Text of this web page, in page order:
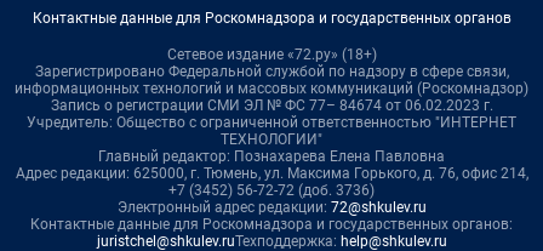
Контактные данные для Роскомнадзора и государственных органов
Сетевое издание «72.ру» (18+)
Зарегистрировано Федеральной службой по надзору в сфере связи,
информационных технологий и массовых коммуникаций (Роскомнадзор)
Запись о регистрации СМИ ЭЛ № ФС 77– 84674 от 06.02.2023 г.
Учредитель: Общество с ограниченной ответственностью "ИНТЕРНЕТ
ТЕХНОЛОГИИ"
Главный редактор: Познахарева Елена Павловна
Адрес редакции: 625000, г. Тюмень, ул. Максима Горького, д. 76, офис 214,
+7 (3452) 56-72-72 (доб. 3736)
Электронный адрес редакции: 72@shkulev.ru
Контактные данные для Роскомнадзора и государственных органов:
juristchel@shkulev.ruТехподдержка: help@shkulev.ru